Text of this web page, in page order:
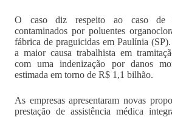
O caso diz respeito ao caso de
contaminados por poluentes
fábrica de praguicidas em Paulínia
a maior causa trabalhista em
com uma indenização por danos
estimada em torno de R$ 1,1 bilhão.
As empresas apresentaram novas
prestação de assistência médica